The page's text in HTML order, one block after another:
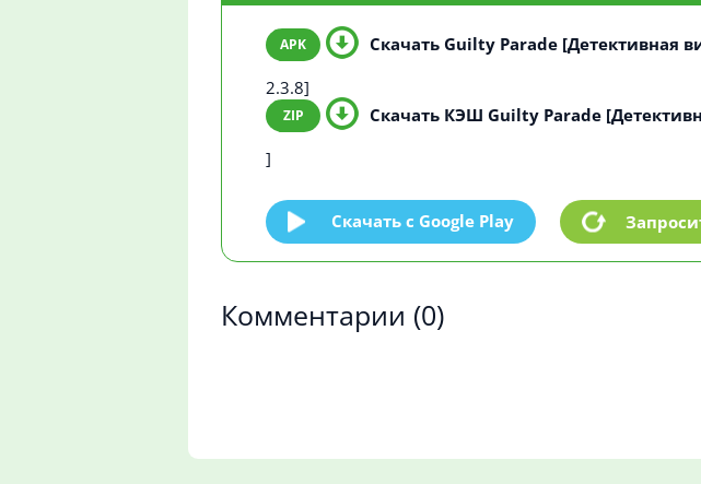
Скачать Guilty Parade [Детективная
2.3.8]
Скачать КЭШ Guilty Parade
]
Скачать c Google Play
Комментарии (0)